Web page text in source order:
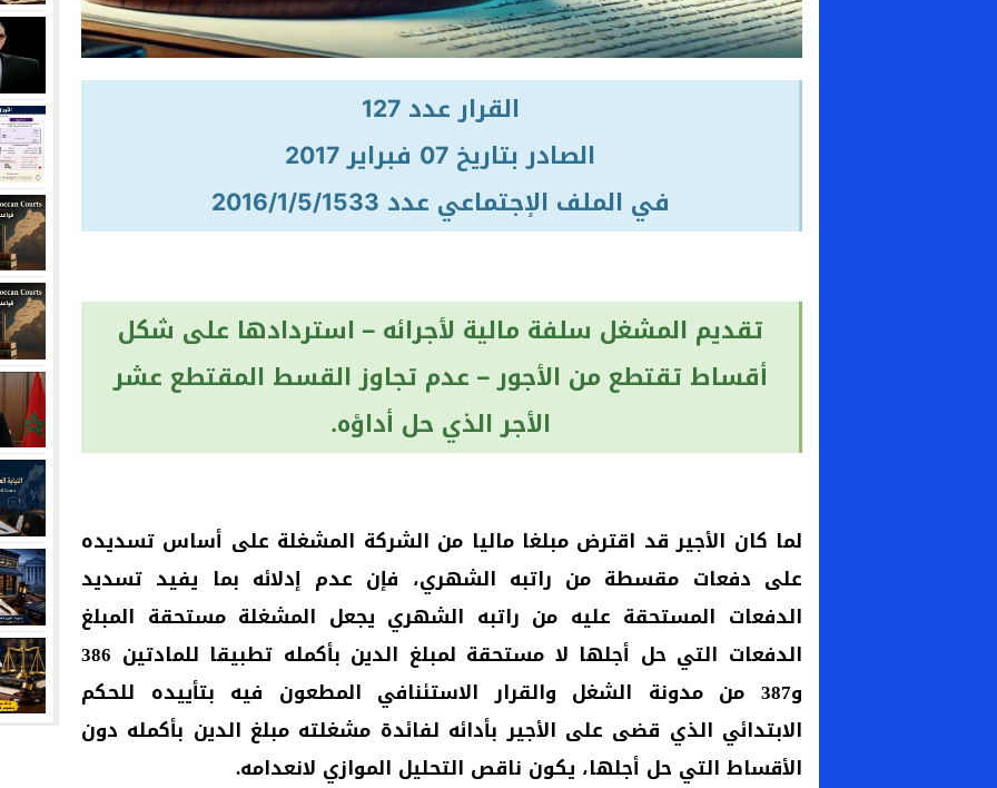
القرار عدد 127
الصادر بتاريخ 07 فبراير 2017
في الملف الإجتماعي عدد 2016/1/5/1533
تقديم المشغل سلفة مالية لأجرائه – استردادها على شكل
أقساط تقتطع من الأجور – عدم تجاوز القسط المقتطع عشر
الأجر الذي حل أداؤه.
لما كان الأجير قد اقترض مبلغا ماليا من الشركة المشغلة على أساس تسديده
على دفعات مقسطة من راتبه الشهري، فإن عدم إدلائه بما يفيد تسديد
الدفعات المستحقة عليه من راتبه الشهري يجعل المشغلة مستحقة المبلغ
الدفعات التي حل أجلها لا مستحقة لمبلغ الدين بأكمله تطبيقا للمادتين 386
و387 من مدونة الشغل والقرار الاستئنافي المطعون فيه بتأييده للحكم
الابتدائي الذي قضى على الأجير بأدائه لفائدة مشغلته مبلغ الدين بأكمله دون
الأقساط التي حل أجلها، يكون ناقص التحليل الموازي لانعدامه.